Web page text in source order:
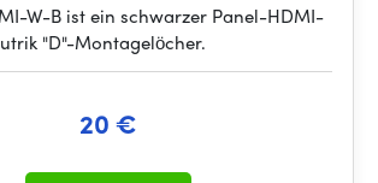
W-B ist ein schwarzer Panel-HDMI-
"D"-Montagelöcher.
20 €